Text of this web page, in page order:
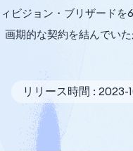
ィビジョン・ブリザード
画期的な契約を結んでい
リリース時間 : 2023-